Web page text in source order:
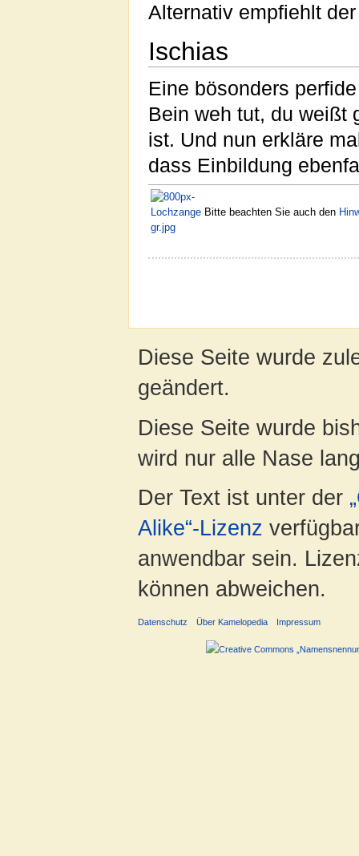
Alternativ empfiehlt
Ischias
Eine bösonders
Bein weh tut, du weißt
ist. Und nun erkläre
dass Einbildung
Bitte beachten Sie auch den
Diese Seite wurde
geändert.
Diese Seite wurde
wird nur alle Nase
Der Text ist unter der
Alike“-Lizenz
anwendbar sein.
können abweichen.
Datenschutz Über Kamelopedia Impressum